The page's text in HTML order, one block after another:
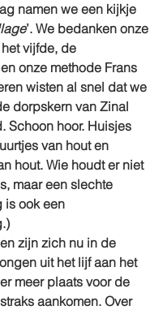
namen we een kijkje
’. We bedanken onze
vijfde, de
onze methode Frans
wisten al snel dat we
dorpskern van Zinal
Schoon hoor. Huisjes
van hout en
hout. Wie houdt er niet
maar een slechte
is ook een
zijn zich nu in de
uit het lijf aan het
meer plaats voor de
aankomen. Over